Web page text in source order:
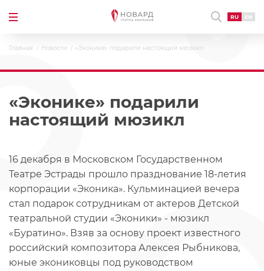
RU EN
Главная Новости «Эконике» подарили настоящий мюзикл
«Эконике» подарили
настоящий мюзикл
16 декабря в Московском Государственном
Театре Эстрады прошло празднование 18-летия
корпорации «Эконика». Кульминацией вечера
стал подарок сотрудникам от актеров Детской
театральной студии «Эконики» - мюзикл
«Буратино». Взяв за основу проект известного
российский композитора Алексея Рыбникова,
юные экониковцы под руководством